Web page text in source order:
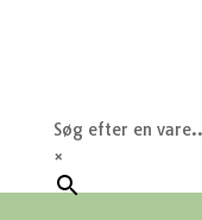
Søg efter en vare..
×